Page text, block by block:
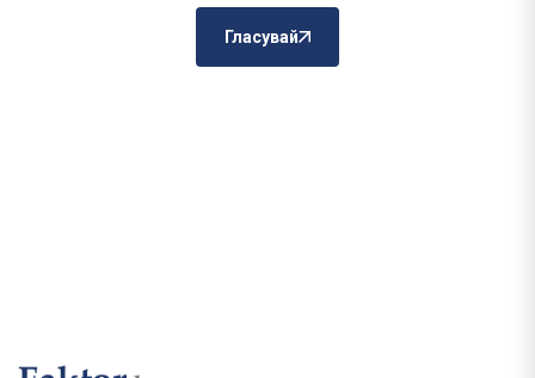
Гласувай